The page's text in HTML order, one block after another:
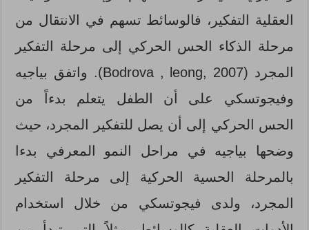
العقلية التفكير، فالوسائط تسهم في الانتقال من
مرحلة الذكاء الحس الحركي إلى مرحلة التفكير
المجرد (Bodrova , leong, 2007). واتفق بياجيه
وفيجوتسكي على أن الطفل يتعلم بدءاً من
الحس الحركي إلى أن يصل للتفكير المجرد، حيث
وضحها بياجيه في مراحل النمو المعرفي بدءا
بالمرحلة الحسية الحركية إلى مرحلة التفكير
المجرد، ولدى فيجوتسكي من خلال استخدام